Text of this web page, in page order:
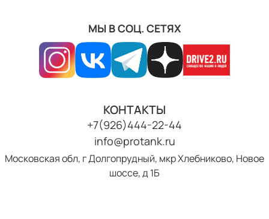
МЫ В СОЦ. СЕТЯХ
КОНТАКТЫ
+7(926)444-22-44
info@protank.ru
Московская обл, г Долгопрудный, мкр Хлебниково, Новое
шоссе, д 1Б